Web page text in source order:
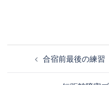
合宿前最後の練